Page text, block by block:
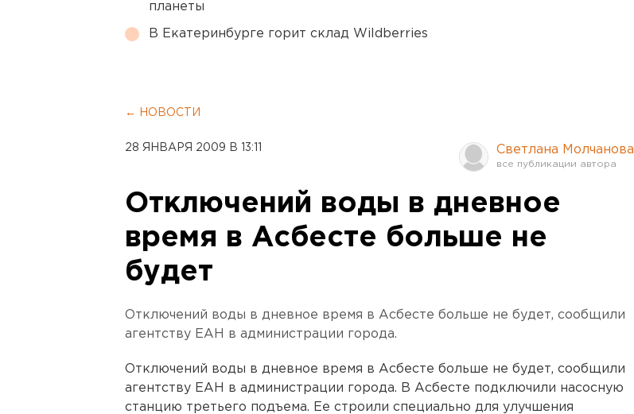
планеты
В Екатеринбурге горит склад Wildberries
← НОВОСТИ
28 ЯНВАРЯ 2009 В 13:11 Светлана Молчанова
Отключений воды в дневное
время в Асбесте больше не
будет
Отключений воды в дневное время в Асбесте больше не будет, сообщили
агентству ЕАН в администрации города.
Отключений воды в дневное время в Асбесте больше не будет, сообщили
агентству ЕАН в администрации города. В Асбесте подключили насосную
станцию третьего подъема. Ее строили специально для улучшения